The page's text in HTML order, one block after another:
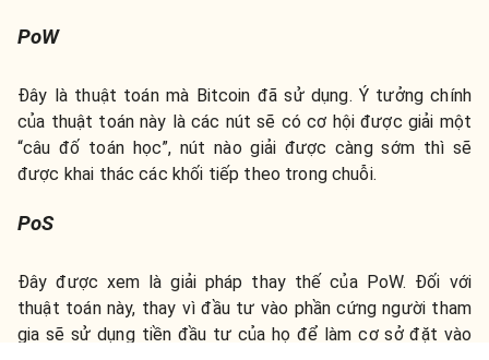
PoW
Đây là thuật toán mà Bitcoin đã sử dụng. Ý tưởng chính
của thuật toán này là các nút sẽ có cơ hội được giải một
“câu đố toán học”, nút nào giải được càng sớm thì sẽ
được khai thác các khối tiếp theo trong chuỗi.
PoS
Đây được xem là giải pháp thay thế của PoW. Đối với
thuật toán này, thay vì đầu tư vào phần cứng người tham
gia sẽ sử dụng tiền đầu tư của họ để làm cơ sở đặt vào